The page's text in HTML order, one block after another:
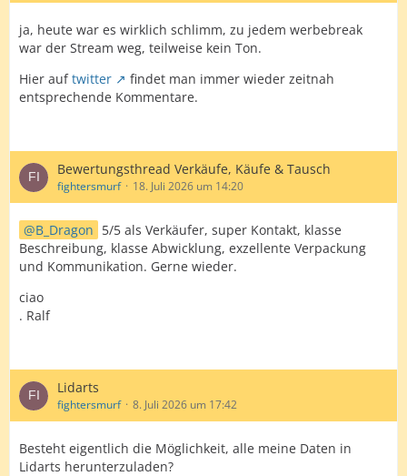
ja, heute war es wirklich schlimm, zu jedem werbebreak
war der Stream weg, teilweise kein Ton.
Hier auftwitter
findet man immer wieder zeitnah
entsprechende Kommentare.
Bewertungsthread Verkäufe, Käufe & Tausch
fightersmurf 18. Juli 2026 um 14:20
B_Dragon 5/5 als Verkäufer, super Kontakt, klasse
Beschreibung, klasse Abwicklung, exzellente Verpackung
und Kommunikation. Gerne wieder.
ciao
. Ralf
Lidarts
fightersmurf 8. Juli 2026 um 17:42
Besteht eigentlich die Möglichkeit, alle meine Daten in
Lidarts herunterzuladen?